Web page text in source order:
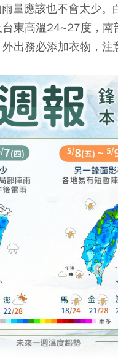
量應該也不會太少
東高溫24~27度，
出務必添加衣物，注